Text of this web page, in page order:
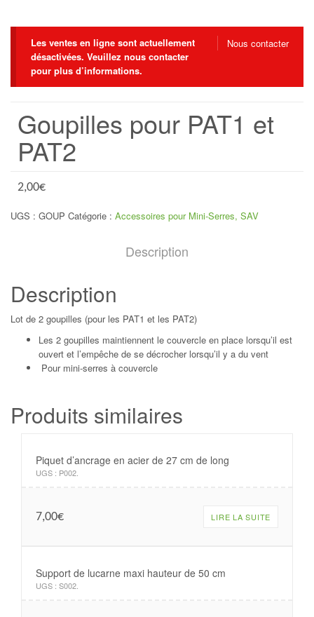
Nous contacter
Les ventes en ligne sont actuellement
désactivées. Veuillez nous contacter
pour plus d’informations.
Goupilles pour PAT1 et
PAT2
2,00€
UGS : GOUP Catégorie : Accessoires pour Mini-Serres, SAV
Description
Description
Lot de 2 goupilles (pour les PAT1 et les PAT2)
Les 2 goupilles maintiennent le couvercle en place lorsqu’il est
ouvert et l’empêche de se décrocher lorsqu’il y a du vent
Pour mini-serres à couvercle
Produits similaires
Piquet d’ancrage en acier de 27 cm de long
UGS : P002
7,00€ LIRE LA SUITE
Support de lucarne maxi hauteur de 50 cm
UGS : S002